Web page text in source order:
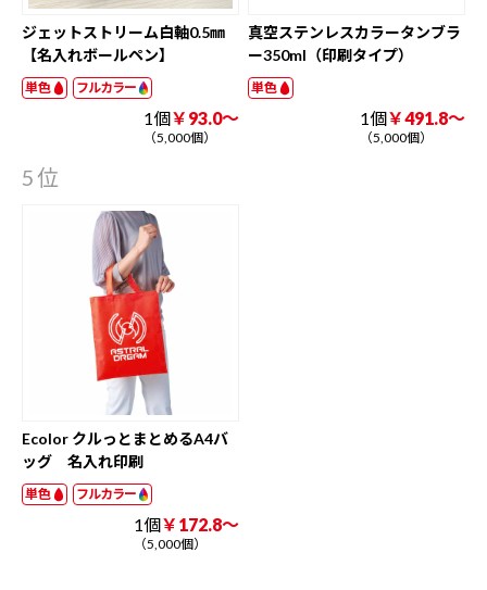
ジェットストリーム白軸0.5㎜
【名入れボールペン】
単色 フルカラー
1個￥93.0～
（5,000個）
真空ステンレスカラータンブラ
ー350ml（印刷タイプ）
単色
1個￥491.8～
（5,000個）
5位
Ecolor クルっとまとめるA4バ
ッグ 名入れ印刷
単色 フルカラー
1個￥172.8～
（5,000個）